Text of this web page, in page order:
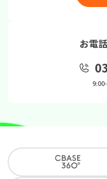
お電
9:00-